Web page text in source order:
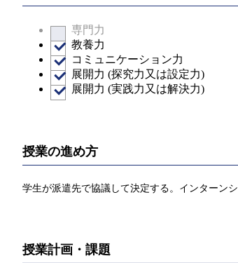
専門力
教養力
コミュニケーション力
展開力 (探究力又は設定力)
展開力 (実践力又は解決力)
授業の進め方
学生が派遣先で協議して決定する。インターン
授業計画・課題